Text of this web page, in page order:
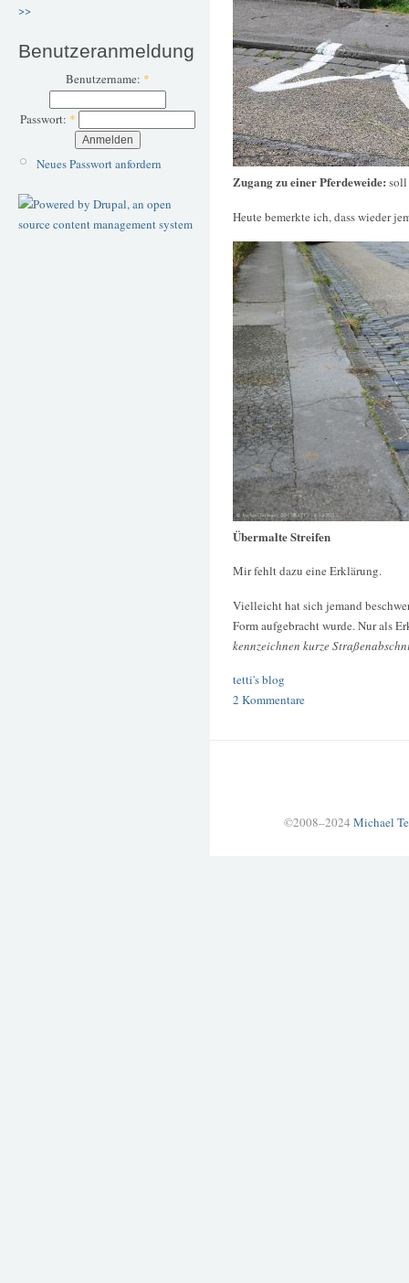
>>
Benutzeranmeldung
Benutzername: *
Passwort: *
Neues Passwort anfordern
Zugang zu einer Pferdeweide: soll
Heute bemerkte ich, dass wieder
Übermalte Streifen
Mir fehlt dazu eine Erklärung.
Vielleicht hat sich jemand
Form aufgebracht wurde. Nur als
kennzeichnen kurze
tetti's blog
2 Kommentare
©2008–2024 Michael